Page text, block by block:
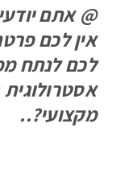
@ אתם
אין לכם
לכם לנתח
אסטרולוגית
מקצועי?..